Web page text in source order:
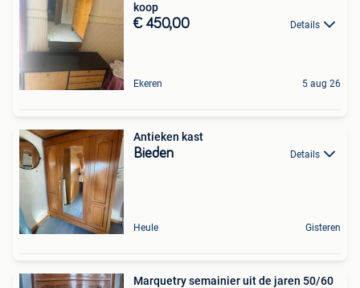
koop
€ 450,00 Details
Ekeren 5 aug 26
Antieken kast
Bieden Details
Heule Gisteren
Marquetry semainier uit de jaren 50/60